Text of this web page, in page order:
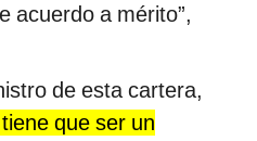
acuerdo a mérito”,
de esta cartera,
que ser un